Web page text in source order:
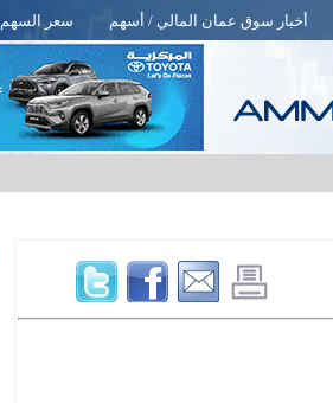
أخبار سوق عمان المالي / أسهم سعر السهم